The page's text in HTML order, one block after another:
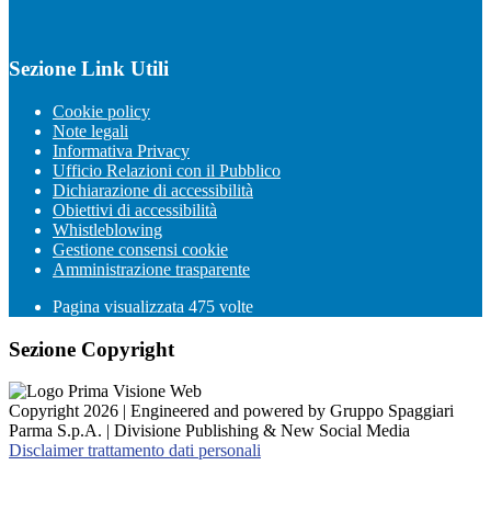
Sezione Link Utili
Cookie policy
Note legali
Informativa Privacy
Ufficio Relazioni con il Pubblico
Dichiarazione di accessibilità
Obiettivi di accessibilità
Whistleblowing
Gestione consensi cookie
Amministrazione trasparente
Pagina visualizzata 475 volte
Sezione Copyright
Copyright 2026 | Engineered and powered by Gruppo Spaggiari
Parma S.p.A. | Divisione Publishing & New Social Media
Disclaimer trattamento dati personali